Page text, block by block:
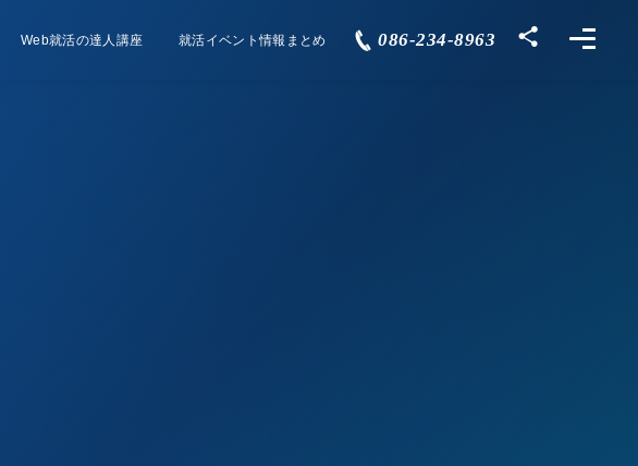
Web就活の達人講座
Course 就活イベント情報まとめ
Events 086-234-8963